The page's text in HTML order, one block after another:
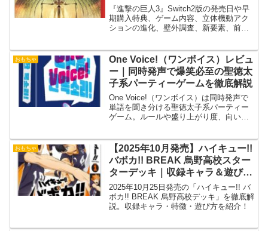
とめ
『進撃の巨人3』Switch2版の発売日や早
期購入特典、ゲーム内容、立体機動アク
ションの進化、壁外調査、新要素、前作
かりやすく紹介します。
おもちゃ
One Voice!（ワンボイス）レビュ
ー｜同時発声で爆笑必至の聖徳太
子系パーティーゲームを徹底解説
One Voice!（ワンボイス）は同時発声で
単語を聞き分ける聖徳太子系パーティー
ゲーム。ルールや盛り上がり度、向いて
おもちゃ
【2025年10月発売】ハイキュー!!
バボカ!! BREAK 烏野高校スター
ターデッキ｜収録キャラ＆遊び方
解説
2025年10月25日発売の「ハイキュー!! バ
ボカ!! BREAK 烏野高校デッキ」を徹底解
説。収録キャラ・特徴・遊び方を紹介！